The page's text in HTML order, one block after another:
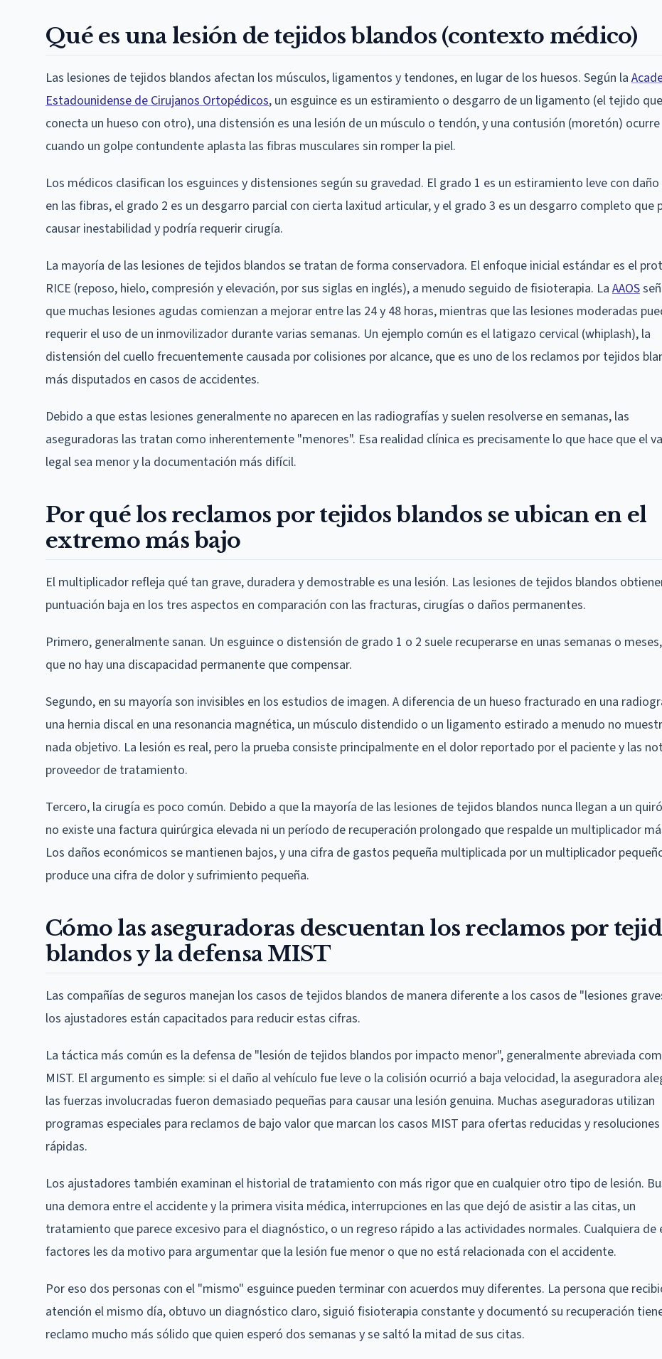
Qué es una lesión de tejidos blandos (contexto médico)
Las lesiones de tejidos blandos afectan los músculos, ligamentos y tendones, en lugar de los huesos. Según la
Estadounidense de Cirujanos Ortopédicos, un esguince es un estiramiento o desgarro de un ligamento (el tejido que
conecta un hueso con otro), una distensión es una lesión de un músculo o tendón, y una contusión (moretón) ocurre
cuando un golpe contundente aplasta las fibras musculares sin romper la piel.
Los médicos clasifican los esguinces y distensiones según su gravedad. El grado 1 es un estiramiento leve con
en las fibras, el grado 2 es un desgarro parcial con cierta laxitud articular, y el grado 3 es un desgarro completo que
causar inestabilidad y podría requerir cirugía.
La mayoría de las lesiones de tejidos blandos se tratan de forma conservadora. El enfoque inicial estándar es el
RICE (reposo, hielo, compresión y elevación, por sus siglas en inglés), a menudo seguido de fisioterapia. La AAOS
que muchas lesiones agudas comienzan a mejorar entre las 24 y 48 horas, mientras que las lesiones moderadas
requerir el uso de un inmovilizador durante varias semanas. Un ejemplo común es el latigazo cervical (whiplash), la
distensión del cuello frecuentemente causada por colisiones por alcance, que es uno de los reclamos por tejidos
más disputados en casos de accidentes.
Debido a que estas lesiones generalmente no aparecen en las radiografías y suelen resolverse en semanas, las
aseguradoras las tratan como inherentemente "menores". Esa realidad clínica es precisamente lo que hace que el
legal sea menor y la documentación más difícil.
Por qué los reclamos por tejidos blandos se ubican en el
extremo más bajo
El multiplicador refleja qué tan grave, duradera y demostrable es una lesión. Las lesiones de tejidos blandos
puntuación baja en los tres aspectos en comparación con las fracturas, cirugías o daños permanentes.
Primero, generalmente sanan. Un esguince o distensión de grado 1 o 2 suele recuperarse en unas semanas o
que no hay una discapacidad permanente que compensar.
Segundo, en su mayoría son invisibles en los estudios de imagen. A diferencia de un hueso fracturado en una
una hernia discal en una resonancia magnética, un músculo distendido o un ligamento estirado a menudo no
nada objetivo. La lesión es real, pero la prueba consiste principalmente en el dolor reportado por el paciente y las
proveedor de tratamiento.
Tercero, la cirugía es poco común. Debido a que la mayoría de las lesiones de tejidos blandos nunca llegan a un
no existe una factura quirúrgica elevada ni un período de recuperación prolongado que respalde un multiplicador
Los daños económicos se mantienen bajos, y una cifra de gastos pequeña multiplicada por un multiplicador
produce una cifra de dolor y sufrimiento pequeña.
Cómo las aseguradoras descuentan los reclamos por
blandos y la defensa MIST
Las compañías de seguros manejan los casos de tejidos blandos de manera diferente a los casos de "lesiones
los ajustadores están capacitados para reducir estas cifras.
La táctica más común es la defensa de "lesión de tejidos blandos por impacto menor", generalmente abreviada
MIST. El argumento es simple: si el daño al vehículo fue leve o la colisión ocurrió a baja velocidad, la aseguradora
las fuerzas involucradas fueron demasiado pequeñas para causar una lesión genuina. Muchas aseguradoras utilizan
programas especiales para reclamos de bajo valor que marcan los casos MIST para ofertas reducidas y resoluciones
rápidas.
Los ajustadores también examinan el historial de tratamiento con más rigor que en cualquier otro tipo de lesión.
una demora entre el accidente y la primera visita médica, interrupciones en las que dejó de asistir a las citas, un
tratamiento que parece excesivo para el diagnóstico, o un regreso rápido a las actividades normales. Cualquiera de
factores les da motivo para argumentar que la lesión fue menor o que no está relacionada con el accidente.
Por eso dos personas con el "mismo" esguince pueden terminar con acuerdos muy diferentes. La persona que
atención el mismo día, obtuvo un diagnóstico claro, siguió fisioterapia constante y documentó su recuperación
reclamo mucho más sólido que quien esperó dos semanas y se saltó la mitad de sus citas.